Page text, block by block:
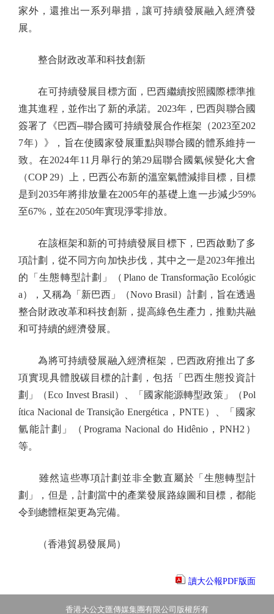
家外，還推出一系列舉措，讓可持續發展融入經濟發
展。
整合財政改革和科技創新
在可持續發展目標方面，巴西繼續按照國際標準推
進其進程，並作出了新的承諾。2023年，巴西與聯合國
簽署了《巴西─聯合國可持續發展合作框架（2023至202
7年）》，旨在使國家發展重點與聯合國的體系維持一
致。在2024年11月舉行的第29屆聯合國氣候變化大會
（COP 29）上，巴西公布新的溫室氣體減排目標，目標
是到2035年將排放量在2005年的基礎上進一步減少59%
至67%，並在2050年實現淨零排放。
在該框架和新的可持續發展目標下，巴西啟動了多
項計劃，從不同方向加快步伐，其中之一是2023年推出
的「生態轉型計劃」（Plano de Transformação Ecológic
a），又稱為「新巴西」（Novo Brasil）計劃，旨在透過
整合財政改革和科技創新，提高綠色生產力，推動共融
和可持續的經濟發展。
為將可持續發展融入經濟框架，巴西政府推出了多
項實現具體脫碳目標的計劃，包括「巴西生態投資計
劃」（Eco Invest Brasil）、「國家能源轉型政策」（Pol
ítica Nacional de Transição Energética，PNTE）、「國家
氫能計劃」（Programa Nacional do Hidênio，PNH2）
等。
雖然這些專項計劃並非全數直屬於「生態轉型計
劃」，但是，計劃當中的產業發展路線圖和目標，都能
令到總體框架更為完備。
（香港貿易發展局）
讀大公報PDF版面
香港大公文匯傳媒集團有限公司版權所有